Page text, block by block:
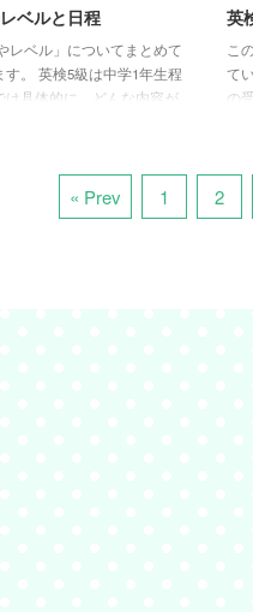
ベルと日程
レベル」についてまとめて
。 英検5級は中学1年生程
は具体的に、どんな内容が
日程を予想してみまし
が、更新していきます。 英
英
こ
て
の
ば
な
« Prev 1 2